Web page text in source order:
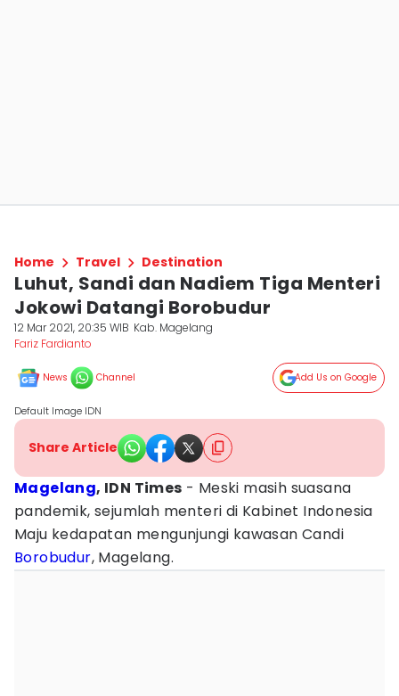
Home Travel Destination
Luhut, Sandi dan Nadiem Tiga Menteri
Jokowi Datangi Borobudur
12 Mar 2021, 20:35 WIB Kab. Magelang
Fariz Fardianto
News Channel Add Us on Google
Default Image IDN
Share Article
Magelang, IDN Times - Meski masih suasana
pandemik, sejumlah menteri di Kabinet Indonesia
Maju kedapatan mengunjungi kawasan Candi
Borobudur, Magelang.